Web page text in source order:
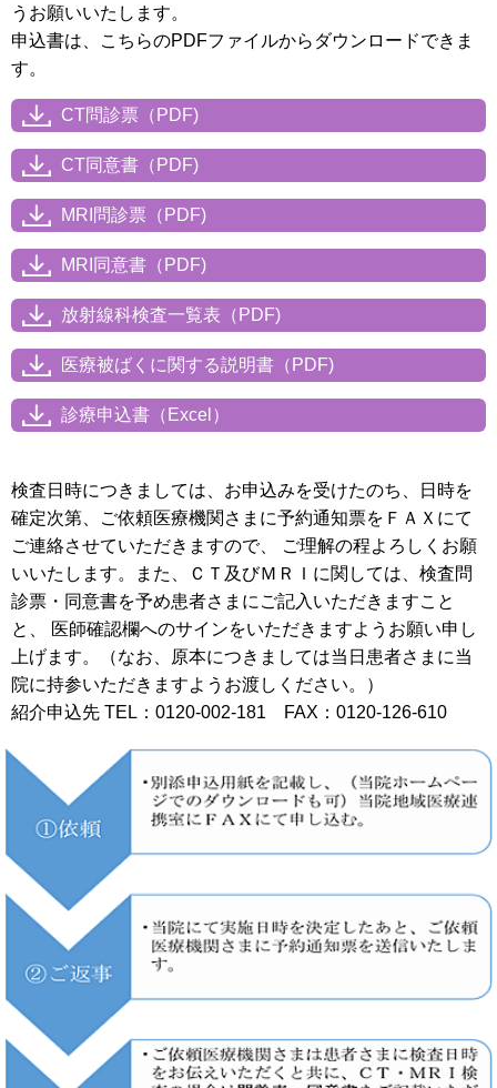
うお願いいたします。
申込書は、こちらのPDFファイルからダウンロードできま
す。
CT問診票（PDF)
CT同意書（PDF)
MRI問診票（PDF)
MRI同意書（PDF)
放射線科検査一覧表（PDF)
医療被ばくに関する説明書（PDF)
診療申込書（Excel）
検査日時につきましては、お申込みを受けたのち、日時を
確定次第、ご依頼医療機関さまに予約通知票をＦＡＸにて
ご連絡させていただきますので、 ご理解の程よろしくお願
いいたします。また、ＣＴ及びＭＲＩに関しては、検査問
診票・同意書を予め患者さまにご記入いただきますこと
と、 医師確認欄へのサインをいただきますようお願い申し
上げます。（なお、原本につきましては当日患者さまに当
院に持参いただきますようお渡しください。）
紹介申込先 TEL：0120-002-181 FAX：0120-126-610